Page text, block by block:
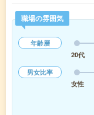
職場の雰囲気
年齢層
20代
男女比率
女性